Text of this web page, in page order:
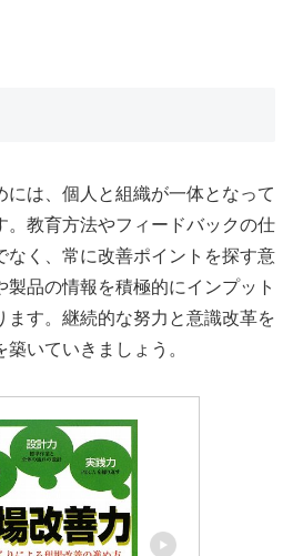
には、個人と組織が一体となって
。教育方法やフィードバックの仕
なく、常に改善ポイントを探す意
品の情報を積極的にインプット
ます。継続的な努力と意識改革を
いていきましょう。